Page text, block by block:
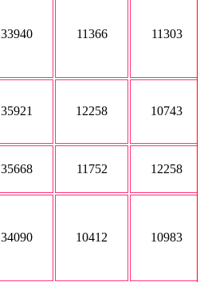
33940 11366 11303
35921 12258 10743
35668 11752 12258
34090 10412 10983